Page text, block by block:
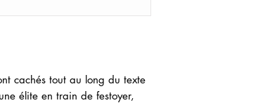
cachés tout au long du texte
élite en train de festoyer,